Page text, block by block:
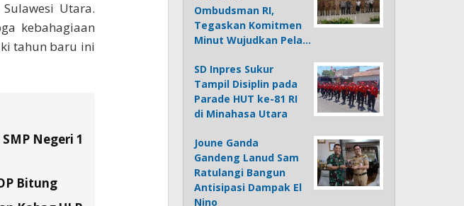
Utara.
kebahagiaan
tahun baru ini
Negeri 1
Bitung
Ombudsman RI,
Tegaskan Komitmen
Minut Wujudkan Pela…
SD Inpres Sukur
Tampil Disiplin pada
Parade HUT ke-81 RI
di Minahasa Utara
Joune Ganda
Gandeng Lanud Sam
Ratulangi Bangun
Antisipasi Dampak El
Nino